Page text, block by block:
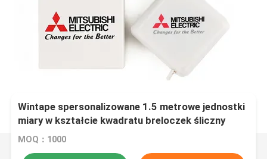
Wintape spersonalizowane 1.5 metrowe jednostki
miary w kształcie kwadratu breloczek śliczny
pamiątkowy pasek pomiarowy do szycia z
MOQ：1000